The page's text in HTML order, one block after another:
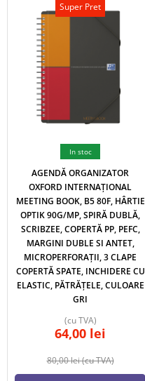
Super Pret
In stoc
AGENDĂ ORGANIZATOR
OXFORD INTERNAȚIONAL
MEETING BOOK, B5 80F, HÂRTIE
OPTIK 90G/MP, SPIRĂ DUBLĂ,
SCRIBZEE, COPERTĂ PP, PEFC,
MARGINI DUBLE SI ANTET,
MICROPERFORAȚII, 3 CLAPE
COPERTĂ SPATE, INCHIDERE CU
ELASTIC, PĂTRĂȚELE, CULOARE
GRI
80,00lei(cu TVA)
64,00 lei
(cu TVA)